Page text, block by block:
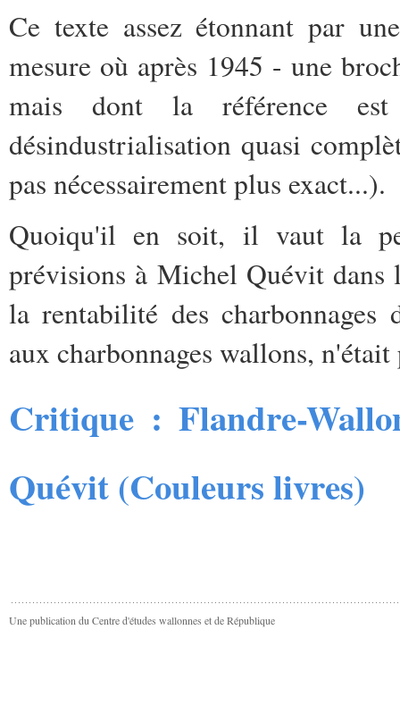
Ce texte assez étonnant par
mesure où après 1945 - une
mais dont la référence
désindustrialisation quasi
pas nécessairement plus exact...).
Quoiqu'il en soit, il vaut la
prévisions à Michel Quévit
la rentabilité des charbonnages
aux charbonnages wallons,
Critique : Flandre-
Quévit (Couleurs livres)
Une publication du Centre d'études wallonnes et de République